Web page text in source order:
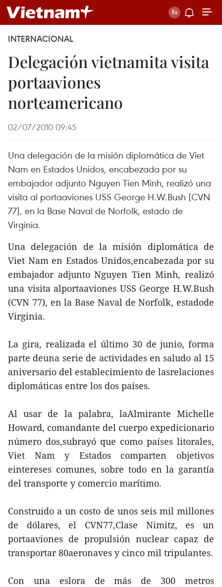
INTERNACIONAL
Delegación vietnamita visita
portaaviones
norteamericano
02/07/2010 09:45
Una delegación de la misión diplomática de Viet
Nam en Estados Unidos, encabezada por su
embajador adjunto Nguyen Tien Minh, realizó una
visita al portaaviones USS George H.W.Bush (CVN
77), en la Base Naval de Norfolk, estado de
Virginia.
Una delegación de la misión diplomática de
Viet Nam en Estados Unidos,encabezada por su
embajador adjunto Nguyen Tien Minh, realizó
una visita alportaaviones USS George H.W.Bush
(CVN 77), en la Base Naval de Norfolk, estadode
Virginia.
La gira, realizada el último 30 de junio, forma
parte deuna serie de actividades en saludo al 15
aniversario del establecimiento de lasrelaciones
diplomáticas entre los dos países.
Al usar de la palabra, laAlmirante Michelle
Howard, comandante del cuerpo expedicionario
número dos,subrayó que como países litorales,
Viet Nam y Estados comparten objetivos
eintereses comunes, sobre todo en la garantía
del transporte y comercio marítimo.
Construido a un costo de unos seis mil millones
de dólares, el CVN77,Clase Nimitz, es un
portaaviones de propulsión nuclear capaz de
transportar 80aeronaves y cinco mil tripulantes.
Con una eslora de más de 300 metros